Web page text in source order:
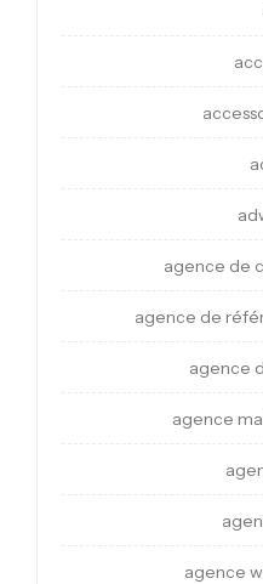
agence de
agence de
agence
agence
agence